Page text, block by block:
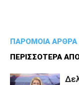
ΠΑΡΟΜΟΙΑ ΑΡΘΡΑ
ΠΕΡΙΣΣΟΤΕΡΑ